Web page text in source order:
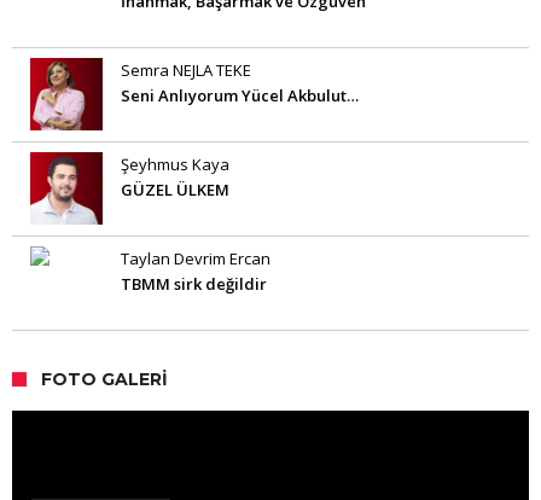
Semra NEJLA TEKE
Seni Anlıyorum Yücel Akbulut…
Şeyhmus Kaya
GÜZEL ÜLKEM
Taylan Devrim Ercan
TBMM sirk değildir
FOTO GALERI